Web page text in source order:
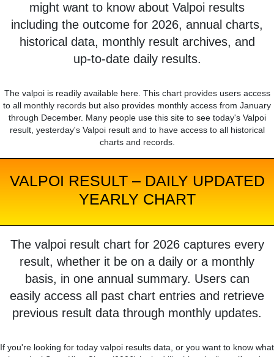
might want to know about Valpoi results
including the outcome for 2026, annual charts,
historical data, monthly result archives, and
up-to-date daily results.
The valpoi is readily available here. This chart provides users access
to all monthly records but also provides monthly access from January
through December. Many people use this site to see today's Valpoi
result, yesterday's Valpoi result and to have access to all historical
charts and records.
VALPOI RESULT – DAILY UPDATED
YEARLY CHART
The valpoi result chart for 2026 captures every
result, whether it be on a daily or a monthly
basis, in one annual summary. Users can
easily access all past chart entries and retrieve
previous result data through monthly updates.
If you're looking for today valpoi results data, or you want to know what